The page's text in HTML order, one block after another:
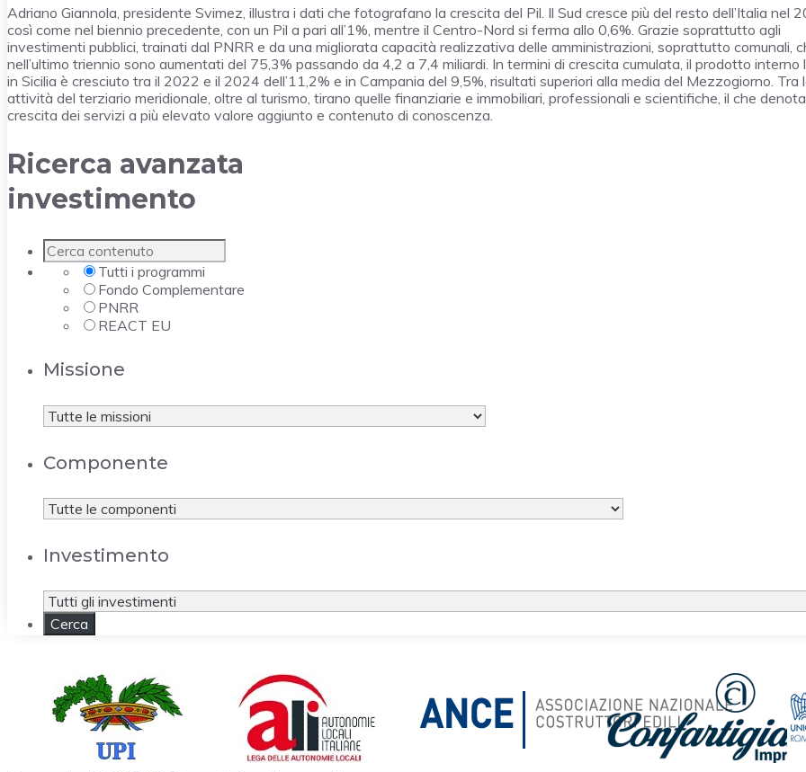
Adriano Giannola, presidente Svimez, illustra i dati che fotografano la crescita del Pil. Il Sud cresce più del resto dell’Italia nel
così come nel biennio precedente, con un Pil a pari all’1%, mentre il Centro-Nord si ferma allo 0,6%. Grazie soprattutto agli
investimenti pubblici, trainati dal PNRR e da una migliorata capacità realizzativa delle amministrazioni, soprattutto comunali,
nell’ultimo triennio sono aumentati del 75,3% passando da 4,2 a 7,4 miliardi. In termini di crescita cumulata, il prodotto interno
in Sicilia è cresciuto tra il 2022 e il 2024 dell’11,2% e in Campania del 9,5%, risultati superiori alla media del Mezzogiorno. Tra
attività del terziario meridionale, oltre al turismo, tirano quelle finanziarie e immobiliari, professionali e scientifiche, il che
crescita dei servizi a più elevato valore aggiunto e contenuto di conoscenza.
Ricerca avanzata
investimento
Tutti i programmi
Fondo Complementare
PNRR
REACT EU
Missione
Componente
Investimento